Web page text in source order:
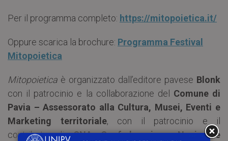
Per il programma completo: https://mitopoietica.it/
Oppure scarica la brochure: Programma Festival
Mitopoietica
Mitopoietica è organizzato dall’editore pavese Blonk
con il patrocinio e la collaborazione del Comune di
Pavia – Assessorato alla Cultura, Musei, Eventi e
Marketing territoriale, con il patrocinio e il
contributo diCNA Confederazione Nazionale